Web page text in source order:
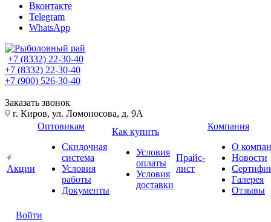
Вконтакте
Telegram
WhatsApp
+7 (8332) 22-30-40
+7 (8332) 22-30-40
+7 (900) 526-30-40
Заказать звонок
г. Киров, ул. Ломоносова, д. 9А
Акции
Оптовикам
Скидочная
система
Условия
работы
Документы
Как купить
Условия
оплаты
Условия
доставки
Прайс-
лист
Компания
О
Новости
Галерея
Отзывы
Войти